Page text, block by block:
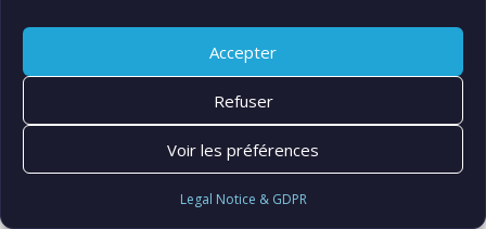
Accepter
Refuser
Voir les préférences
Legal Notice & GDPR